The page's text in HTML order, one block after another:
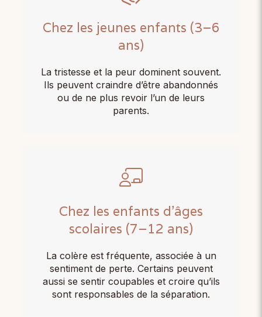
Chez les jeunes enfants (3–6
ans)
La tristesse et la peur dominent souvent.
Ils peuvent craindre d’être abandonnés
ou de ne plus revoir l’un de leurs
parents.
Chez les enfants d'âges
scolaires (7–12 ans)
La colère est fréquente, associée à un
sentiment de perte. Certains peuvent
aussi se sentir coupables et croire qu’ils
sont responsables de la séparation.